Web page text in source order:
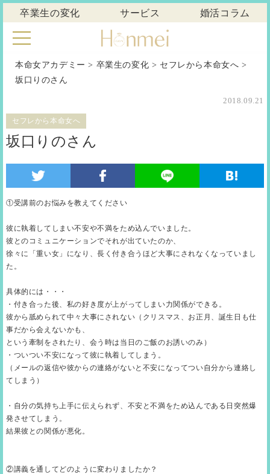
卒業生の変化 サービス 婚活コラム
本命女アカデミー > 卒業生の変化 > セフレから本命女へ >
坂口りのさん
2018.09.21
セフレから本命女へ
坂口りのさん
①受講前のお悩みを教えてください
彼に執着してしまい不安や不満をため込んでいました。
彼とのコミュニケーションでそれが出ていたのか、
徐々に「重い女」になり、長く付き合うほど大事にされなくなっていまし
た。
具体的には・・・
・付き合った後、私の好き度が上がってしまい力関係ができる。
彼から舐められて中々大事にされない （クリスマス、お正月、誕生日も仕
事だから会えないかも、
という牽制をされたり、会う時は当日のご飯のお誘いのみ）
・ついつい不安になって彼に執着してしまう。
（メールの返信や彼からの連絡がないと不安になってつい自分から連絡し
てしまう）
・自分の気持ち上手に伝えられず、不安と不満をため込んである日突然爆
発させてしまう。
結果彼との関係が悪化。
②講義を通してどのように変わりましたか？